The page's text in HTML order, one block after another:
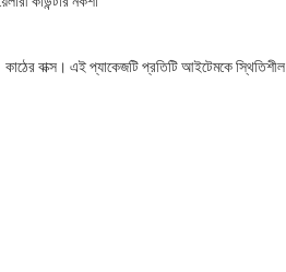
এই প্যাকেজটি প্রতিটি আইটেমকে স্থিতিশীল